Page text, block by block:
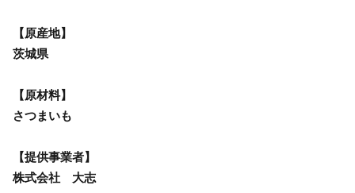
【原産地】
茨城県
【原材料】
さつまいも
【提供事業者】
株式会社 大志